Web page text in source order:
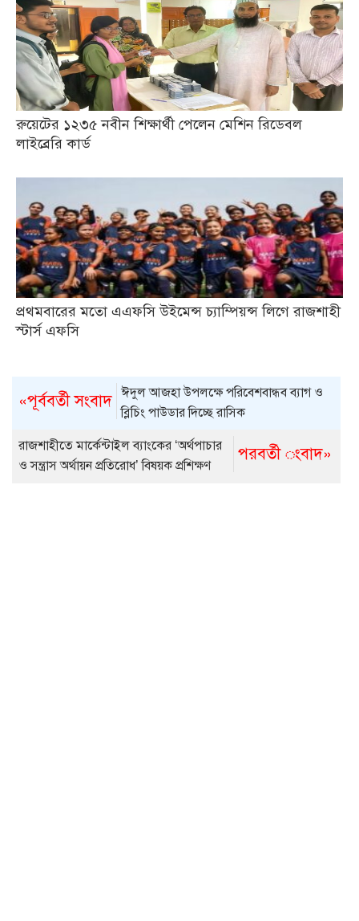
রুয়েটের ১২৩৫ নবীন শিক্ষার্থী পেলেন মেশিন রিডেবল
লাইব্রেরি কার্ড
প্রথমবারের মতো এএফসি উইমেন্স চ্যাম্পিয়ন্স লিগে রাজশাহী
স্টার্স এফসি
«পূর্ববর্তী সংবাদ ঈদুল আজহা উপলক্ষে পরিবেশবান্ধব ব্যাগ ও
ব্লিচিং পাউডার দিচ্ছে রাসিক
পরবর্তী ংবাদ»
রাজশাহীতে মার্কেন্টাইল ব্যাংকের ‘অর্থপাচার
ও সন্ত্রাস অর্থায়ন প্রতিরোধ’ বিষয়ক প্রশিক্ষণ